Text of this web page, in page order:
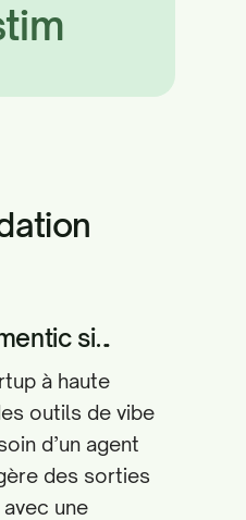
si…
à haute
outils de vibe
d’un agent
des sorties
une